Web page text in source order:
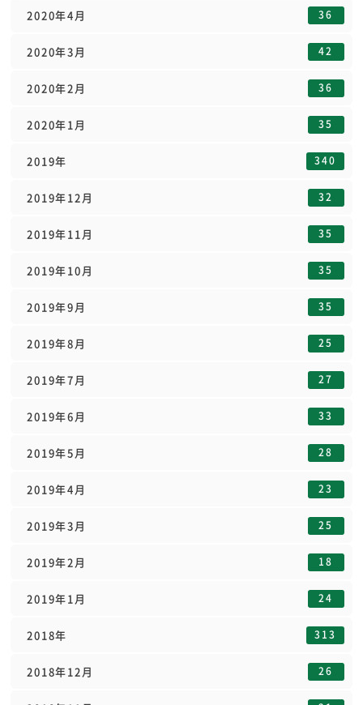
2020年4月 36
2020年3月 42
2020年2月 36
2020年1月 35
2019年 340
2019年12月 32
2019年11月 35
2019年10月 35
2019年9月 35
2019年8月 25
2019年7月 27
2019年6月 33
2019年5月 28
2019年4月 23
2019年3月 25
2019年2月 18
2019年1月 24
2018年 313
2018年12月 26